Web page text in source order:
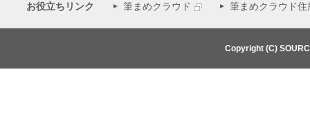
お役立ちリンク 筆まめクラウド 筆まめクラウド住
Copyright (C)